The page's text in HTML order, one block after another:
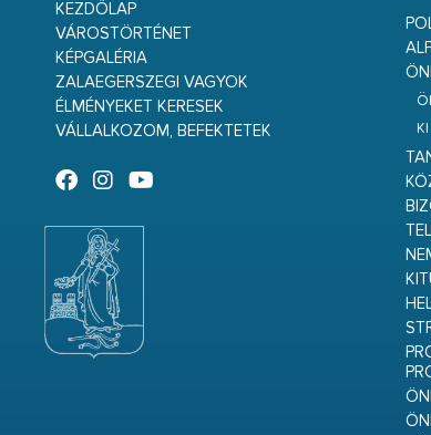
KEZDŐLAP
VÁROSTÖRTÉNET
KÉPGALÉRIA
ZALAEGERSZEGI VAGYOK
ÉLMÉNYEKET KERESEK
VÁLLALKOZOM, BEFEKTETEK